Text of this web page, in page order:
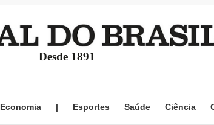
Desde 1891
Economia | Esportes Saúde Ciência